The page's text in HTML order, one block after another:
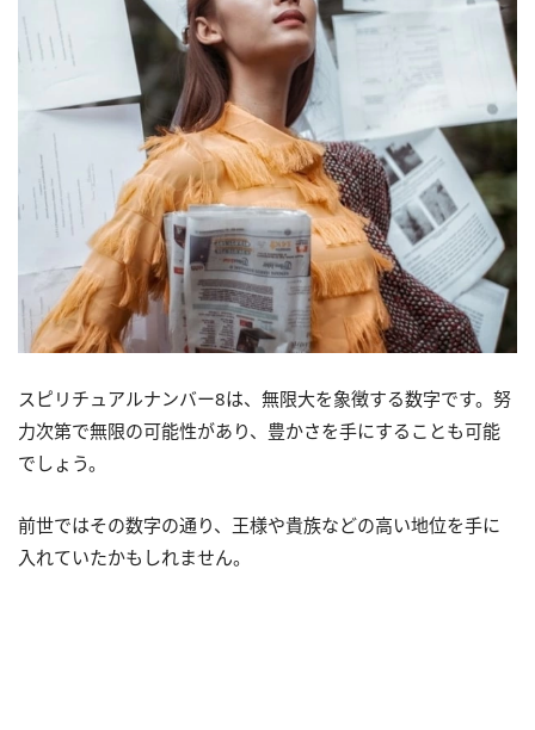
スピリチュアルナンバー8は、無限大を象徴する数字です。努
力次第で無限の可能性があり、豊かさを手にすることも可能
でしょう。
前世ではその数字の通り、王様や貴族などの高い地位を手に
入れていたかもしれません。